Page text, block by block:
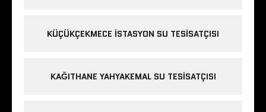
KÜÇÜKÇEKMECE ISTASYON SU TESISATÇISI
KAĞITHANE YAHYAKEMAL SU TESISATÇISI